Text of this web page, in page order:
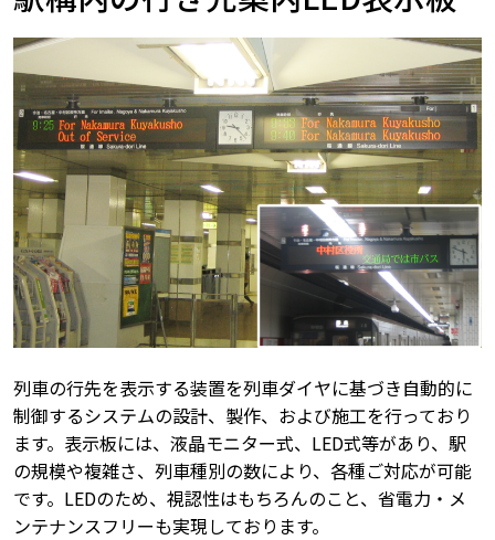
列車の行先を表示する装置を列車ダイヤに基づき自動的に
制御するシステムの設計、製作、および施工を行っており
ます。表示板には、液晶モニター式、LED式等があり、駅
の規模や複雑さ、列車種別の数により、各種ご対応が可能
です。LEDのため、視認性はもちろんのこと、省電力・メ
ンテナンスフリーも実現しております。